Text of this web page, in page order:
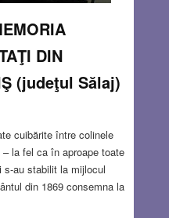
DIN
(judeţul Sălaj)
cuibărite între colinele
la fel ca în aproape toate
s-au stabilit la mijlocul
din 1869 consemna la